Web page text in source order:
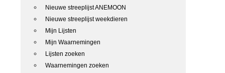
Nieuwe streeplijst ANEMOON
Nieuwe streeplijst weekdieren
Mijn Lijsten
Mijn Waarnemingen
Lijsten zoeken
Waarnemingen zoeken